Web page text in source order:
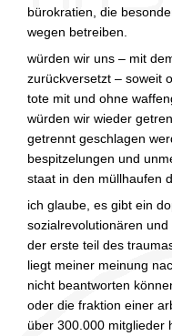
bürokratien, die
wegen betreiben.
würden wir uns – mit
zurückversetzt – soweit
tote mit und ohne
würden wir wieder
getrennt geschlagen
bespitzelungen und
staat in den müllhaufen
ich glaube, es gibt ein
sozialrevolutionären
der erste teil des
liegt meiner meinung
nicht beantworten
oder die fraktion einer
über 300.000 mitglieder